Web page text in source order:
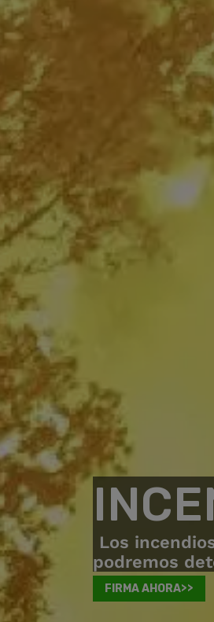
Los
podremos
FIRMA AHORA>>